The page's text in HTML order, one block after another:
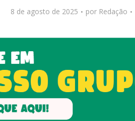
8 de agosto de 2025 por Redação